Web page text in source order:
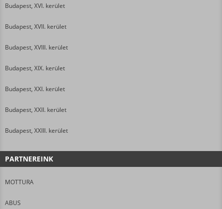
Budapest, XVI. kerület
Budapest, XVII. kerület
Budapest, XVIII. kerület
Budapest, XIX. kerület
Budapest, XXI. kerület
Budapest, XXII. kerület
Budapest, XXIII. kerület
PARTNEREINK
MOTTURA
ABUS